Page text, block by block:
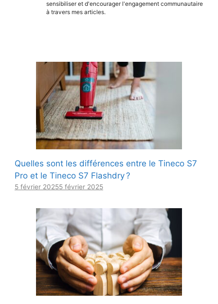
sensibiliser et d'encourager l'engagement communautaire
à travers mes articles.
Quelles sont les différences entre le Tineco S7
Pro et le Tineco S7 Flashdry ?
5 février 20255 février 2025